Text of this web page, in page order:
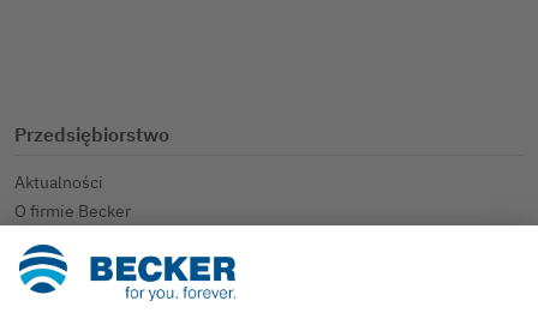
Przedsiębiorstwo
Aktualności
O firmie Becker
BECKER Academy
Made in Germany.